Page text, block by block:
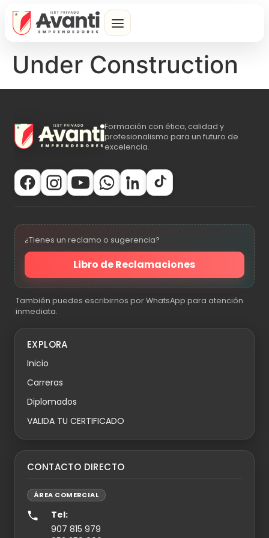
Under Construction
Formación con ética, calidad y
profesionalismo para un futuro de
excelencia.
EXPLORA
Inicio
Carreras
Diplomados
VALIDA TU CERTIFICADO
CONTACTO DIRECTO
ÁREA COMERCIAL
Tel:
907 815 979
¿Tienes un reclamo o sugerencia?
Libro de Reclamaciones
También puedes escribirnos por WhatsApp para atención
inmediata.